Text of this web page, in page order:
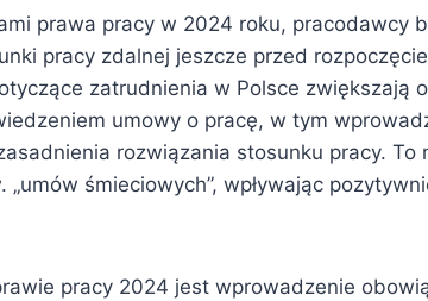
prawa pracy w 2024 roku, pracodawcy
pracy zdalnej jeszcze przed
zatrudnienia w Polsce zwiększają
umowy o pracę, w tym
rozwiązania stosunku pracy. To
śmieciowych”, wpływając
pracy 2024 jest wprowadzenie